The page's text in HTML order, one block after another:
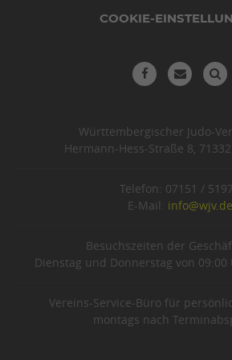
COOKIE-
Württembergischer Judo-
Hermann-Hess-Straße 8,
Telefon: 07151 /
E-Mail: info@wjv.de
Besuchszeiten der
Dienstag und Donnerstag von
Vereins-Service-Büro für
montags nach